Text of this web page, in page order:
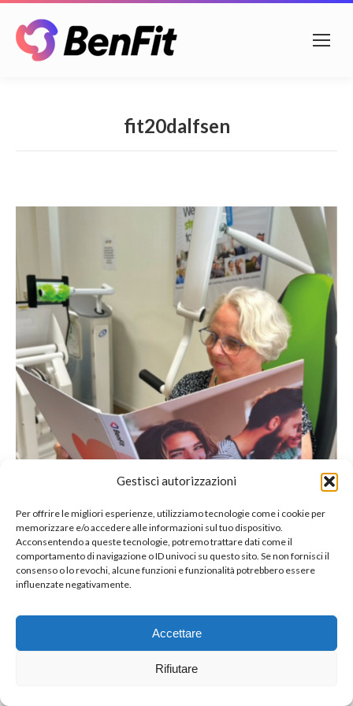
Gestisci autorizzazioni
Per offrire le migliori esperienze, utilizziamo tecnologie come i cookie per
memorizzare e/o accedere alle informazioni sul tuo dispositivo.
Acconsentendo a queste tecnologie, potremo trattare dati come il
comportamento di navigazione o ID univoci su questo sito. Se non fornisci il
consenso o lo revochi, alcune funzioni e funzionalità potrebbero essere
influenzate negativamente.
Accettare
Rifiutare
fit20dalfsen
© Copyright BenFit |